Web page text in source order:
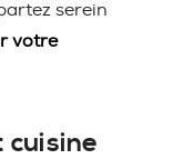
serein
votre
cuisine